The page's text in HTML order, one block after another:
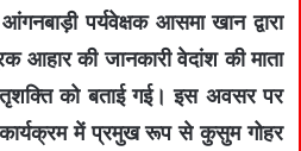
पर्यवेक्षक आसमा खान द्वारा
आहार की जानकारी वेदांश की माता
को बताई गई। इस अवसर पर
में प्रमुख रूप से कुसुम गोहर